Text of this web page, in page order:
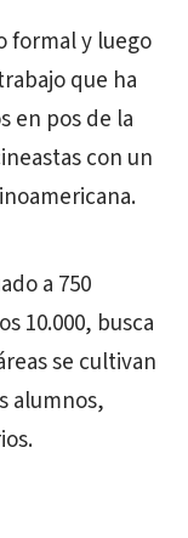
formal y luego
que ha
en pos de la
con un
a 750
10.000, busca
se cultivan
alumnos,